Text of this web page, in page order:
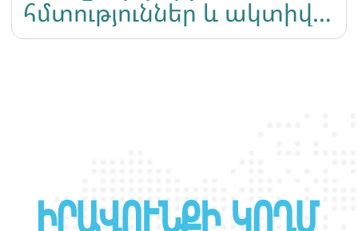
հմտություններ և ակտիվ
քաղաքացիական